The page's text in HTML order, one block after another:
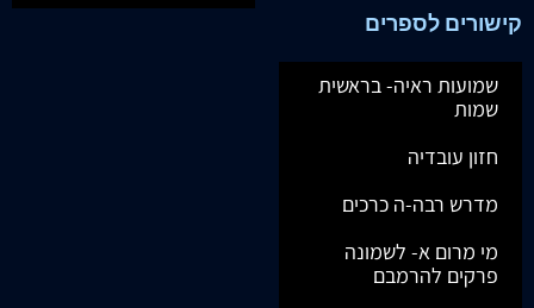
קישורים לספרים
שמועות ראיה- בראשית
שמות
חזון עובדיה
מדרש רבה-ה כרכים
מי מרום א- לשמונה
פרקים להרמבם